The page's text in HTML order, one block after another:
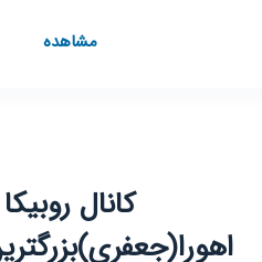
مشاهدهکانال
آرا
کانال روبیکا